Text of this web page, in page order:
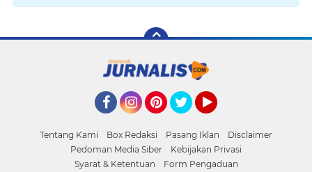
Tentang Kami Box Redaksi Pasang Iklan
Disclaimer
Pedoman Media Siber
Kebijakan Privasi
Syarat & Ketentuan
Form Pengaduan